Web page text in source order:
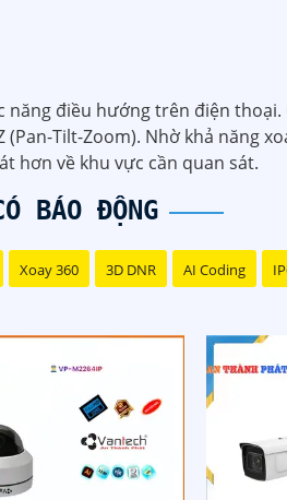
IP, camera HD-TVI, camera
chất lượng cao, đáng tin cậy
của mình, Camera Vantech
điều hướng trên điện thoại.
Tilt-Zoom). Nhờ khả năng
hơn về khu vực cần quan sát.
BÁO ĐỘNG
Xoay 360 3D DNR AI Coding